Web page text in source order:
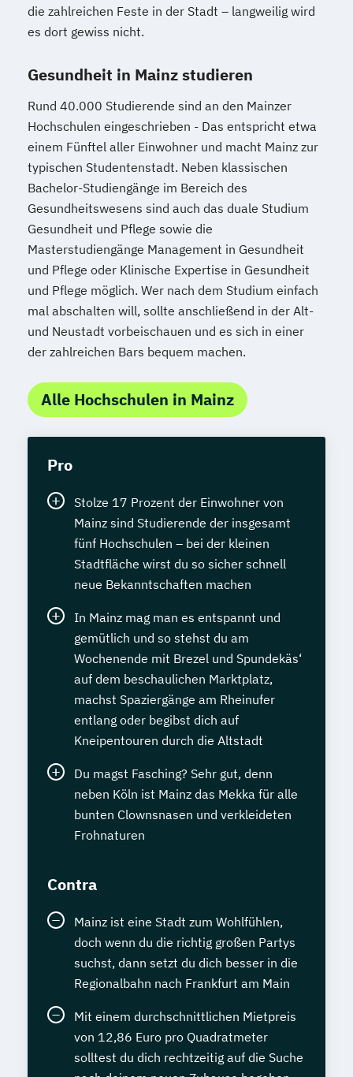
die zahlreichen Feste in der Stadt – langweilig wird
es dort gewiss nicht.
Gesundheit in Mainz studieren
Rund 40.000 Studierende sind an den Mainzer
Hochschulen eingeschrieben - Das entspricht etwa
einem Fünftel aller Einwohner und macht Mainz zur
typischen Studentenstadt. Neben klassischen
Bachelor-Studiengänge im Bereich des
Gesundheitswesens sind auch das duale Studium
Gesundheit und Pflege sowie die
Masterstudiengänge Management in Gesundheit
und Pflege oder Klinische Expertise in Gesundheit
und Pflege möglich. Wer nach dem Studium einfach
mal abschalten will, sollte anschließend in der Alt-
und Neustadt vorbeischauen und es sich in einer
der zahlreichen Bars bequem machen.
Alle Hochschulen in Mainz
Pro
Stolze 17 Prozent der Einwohner von
Mainz sind Studierende der insgesamt
fünf Hochschulen – bei der kleinen
Stadtfläche wirst du so sicher schnell
neue Bekanntschaften machen
In Mainz mag man es entspannt und
gemütlich und so stehst du am
Wochenende mit Brezel und Spundekäs‘
auf dem beschaulichen Marktplatz,
machst Spaziergänge am Rheinufer
entlang oder begibst dich auf
Kneipentouren durch die Altstadt
Du magst Fasching? Sehr gut, denn
neben Köln ist Mainz das Mekka für alle
bunten Clownsnasen und verkleideten
Frohnaturen
Contra
Mainz ist eine Stadt zum Wohlfühlen,
doch wenn du die richtig großen Partys
suchst, dann setzt du dich besser in die
Regionalbahn nach Frankfurt am Main
Mit einem durchschnittlichen Mietpreis
von 12,86 Euro pro Quadratmeter
solltest du dich rechtzeitig auf die Suche